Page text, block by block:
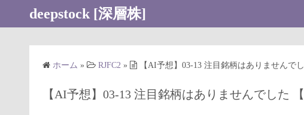
deepstock [深層株]
ホーム » RJFC2 » 【AI予想】03-13 注目銘柄はありませんで
【AI予想】03-13 注目銘柄はありませんでした